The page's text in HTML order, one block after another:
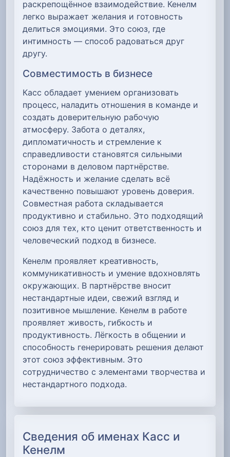
раскрепощённое взаимодействие. Кенелм
легко выражает желания и готовность
делиться эмоциями. Это союз, где
интимность — способ радоваться друг
другу.
Совместимость в бизнесе
Касс обладает умением организовать
процесс, наладить отношения в команде и
создать доверительную рабочую
атмосферу. Забота о деталях,
дипломатичность и стремление к
справедливости становятся сильными
сторонами в деловом партнёрстве.
Надёжность и желание сделать всё
качественно повышают уровень доверия.
Совместная работа складывается
продуктивно и стабильно. Это подходящий
союз для тех, кто ценит ответственность и
человеческий подход в бизнесе.
Кенелм проявляет креативность,
коммуникативность и умение вдохновлять
окружающих. В партнёрстве вносит
нестандартные идеи, свежий взгляд и
позитивное мышление. Кенелм в работе
проявляет живость, гибкость и
продуктивность. Лёгкость в общении и
способность генерировать решения делают
этот союз эффективным. Это
сотрудничество с элементами творчества и
нестандартного подхода.
Сведения об именах Касс и
Кенелм